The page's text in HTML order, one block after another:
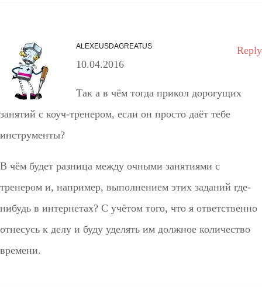
ALEXEUSDAGREATUS
10.04.2016
Так а в чём тогда прикол дорогущих
занятий с коуч-тренером, если он просто даёт тебе
инструменты?
В чём будет разница между очными занятиями с
тренером и, например, выполнением этих заданий где-
нибудь в интернетах? С учётом того, что я ответственно
отнесусь к делу и буду уделять им должное количество
времени.
Reply